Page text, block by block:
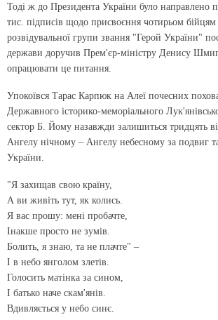
Тоді ж до Президента України було направлено
тис. підписів щодо присвоєння чотирьом бійцям
розвідувальної групи звання "Герой України"
держави доручив Прем'єр-міністру Денису
опрацювати це питання.
Упокоївся Тарас Карпюк на Алеї почесних
Державного історико-меморіального
сектор Б. Йому назавжди залишиться тридцять
Ангелу нічному – Ангелу небесному за подвиг
України.
"Я захищав свою країну,
А ви живіть тут, як колись.
Я вас прошу: мені пробачте,
Інакше просто не зумів.
Болить, я знаю, та не плачте" –
І в небо янголом злетів.
Голосить матінка за сином,
І батько наче скам'янів.
Вдивляється у небо синє.